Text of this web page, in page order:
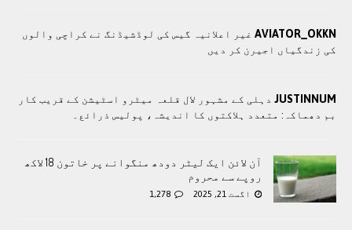
AVIATOR_OKKN غیر اعلانیہ گیس کی لوڈشیڈنگ نے کراچی والوں
کی زندگیاں اجیرن کر دیں
JUSTINNUM دہلی کے مشہور لال قلعہ میٹرو اسٹیشن کے قریب کار
بم دھماکہ: متعدد ہلاکتوں کا انديشہ، پولیس ذرائع۔
آن لائن ایک لیٹر دودھ منگوانے پر خاتون 18 لاکھ
روپے سے محروم
اگست 21, 2025 1,278